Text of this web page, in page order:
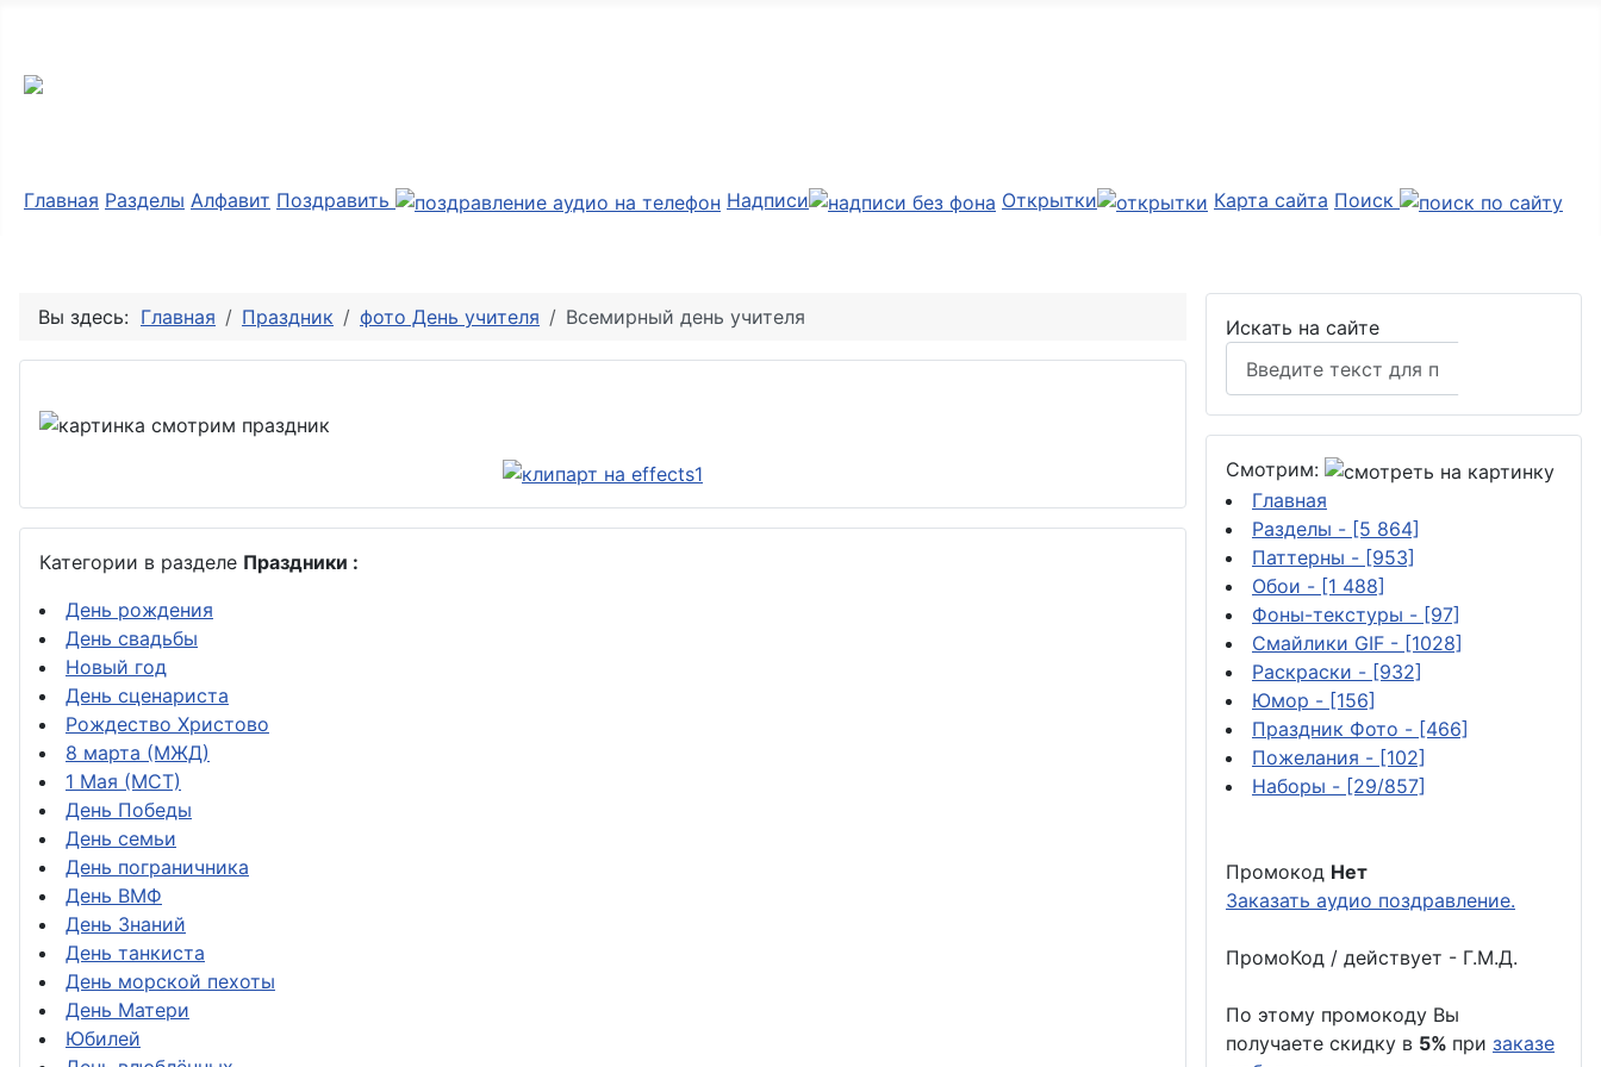
Главная Разделы Алфавит Поздравить Надписи Открытки Карта сайта Поиск
Вы здесь: Главная Праздник фото День учителя Всемирный день учителя
Категории в разделе Праздники :
День рождения
День свадьбы
Новый год
День сценариста
Рождество Христово
8 марта (МЖД)
1 Мая (МСТ)
День Победы
День семьи
День пограничника
День ВМФ
День Знаний
День танкиста
День морской пехоты
День Матери
Юбилей
Искать на сайте
Смотрим:
Главная
Разделы - [5 864]
Паттерны - [953]
Обои - [1 488]
Фоны-текстуры - [97]
Смайлики GIF - [1028]
Раскраски - [932]
Юмор - [156]
Праздник Фото - [466]
Пожелания - [102]
Наборы - [29/857]
Промокод Нет
Заказать аудио поздравление.
ПромоКод / действует - Г.М.Д.
По этому промокоду Вы
получаете скидку в 5% при заказе